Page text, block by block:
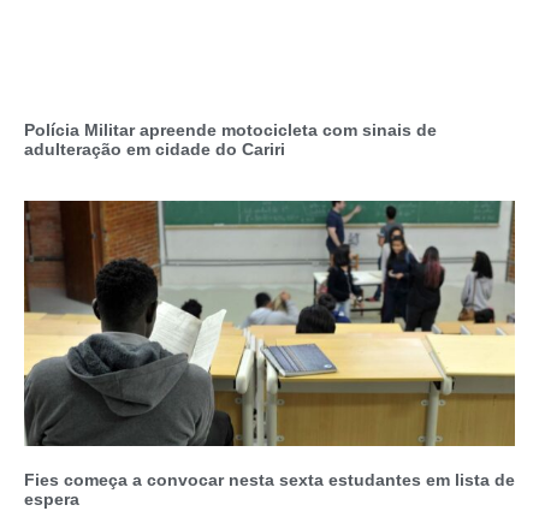
Polícia Militar apreende motocicleta com sinais de
adulteração em cidade do Cariri
Fies começa a convocar nesta sexta estudantes em lista de
espera